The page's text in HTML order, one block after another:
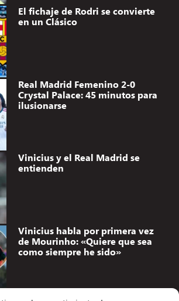
El fichaje de Rodri se convierte
en un Clásico
Real Madrid Femenino 2-0
Crystal Palace: 45 minutos para
ilusionarse
Vinicius y el Real Madrid se
entienden
Vinicius habla por primera vez
de Mourinho: «Quiere que sea
como siempre he sido»